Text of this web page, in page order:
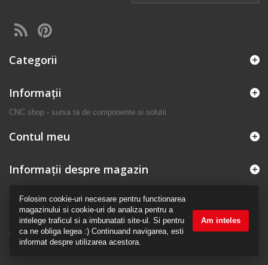
Categorii
Informaţii
CNC shop - sursa ta de componente si solutii
© 2026 - Made with love by CNC shop
Contul meu
Informații despre magazin
Folosim cookie-uri necesare pentru functionarea
magazinului si cookie-uri de analiza pentru a
intelege traficul si a imbunatati site-ul. Si pentru
ca ne obliga legea :) Continuand navigarea, esti
informat despre utilizarea acestora.
Am inteles